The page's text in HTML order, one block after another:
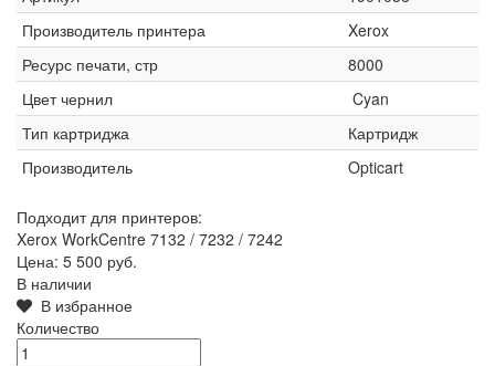
Производитель принтера
Xerox
Ресурс печати, стр
8000
Цвет чернил
Cyan
Тип картриджа
Картридж
Производитель
Opticart
Подходит для принтеров:
Xerox WorkCentre 7132 / 7232 / 7242
Цена: 5 500 руб.
В наличии
В избранное
Количество